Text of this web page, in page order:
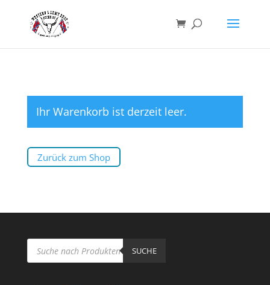
Ihr Warenkorb ist derzeit leer.
Zurück zum Shop
Products
search SUCHE